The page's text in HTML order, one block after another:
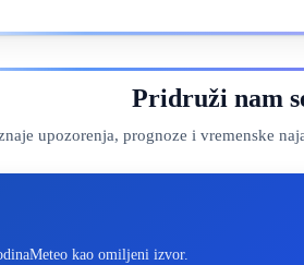
Pridruži nam
upozorenja, prognoze i vremenske
kao omiljeni izvor.